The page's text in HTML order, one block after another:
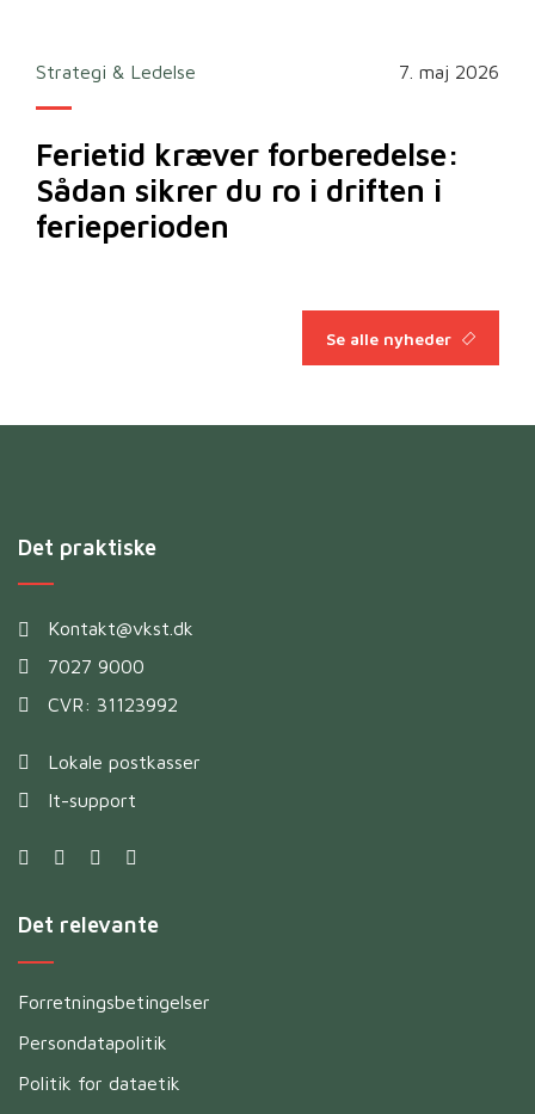
Strategi & Ledelse 7. maj 2026
Ferietid kræver forberedelse:
Sådan sikrer du ro i driften i
ferieperioden
Se alle nyheder
Det praktiske
Kontakt@vkst.dk
7027 9000
CVR: 31123992
Lokale postkasser
It-support
Det relevante
Forretningsbetingelser
Persondatapolitik
Politik for dataetik